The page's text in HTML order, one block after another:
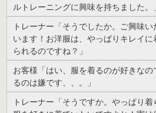
ルトレーニングに興味を持ちました。」
トレーナー「そうでしたか。ご興味
います！お洋服は、やっぱりキレイ
られるのですね？」
お客様「はい、服を着るのが好きな
るのは嫌です、、。」
トレーナー「そうですか。やっぱり